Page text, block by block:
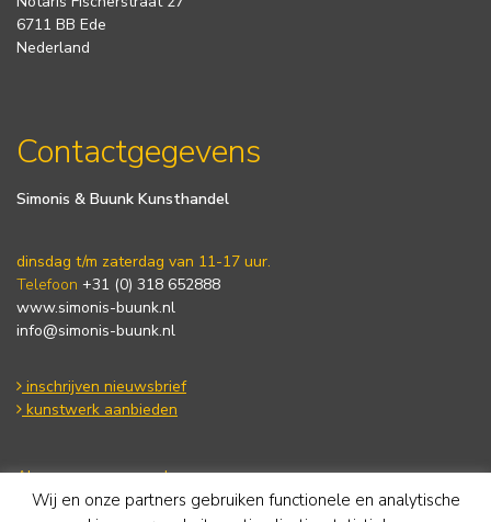
6711 BB Ede
Nederland
Contactgegevens
Simonis & Buunk Kunsthandel
dinsdag t/m zaterdag van 11-17 uur.
Telefoon +31 (0) 318 652888
www.simonis-buunk.nl
info@simonis-buunk.nl
inschrijven nieuwsbrief
kunstwerk aanbieden
Algemene voorwaarden
Privacy statement
Wij en onze partners gebruiken functionele en analytische